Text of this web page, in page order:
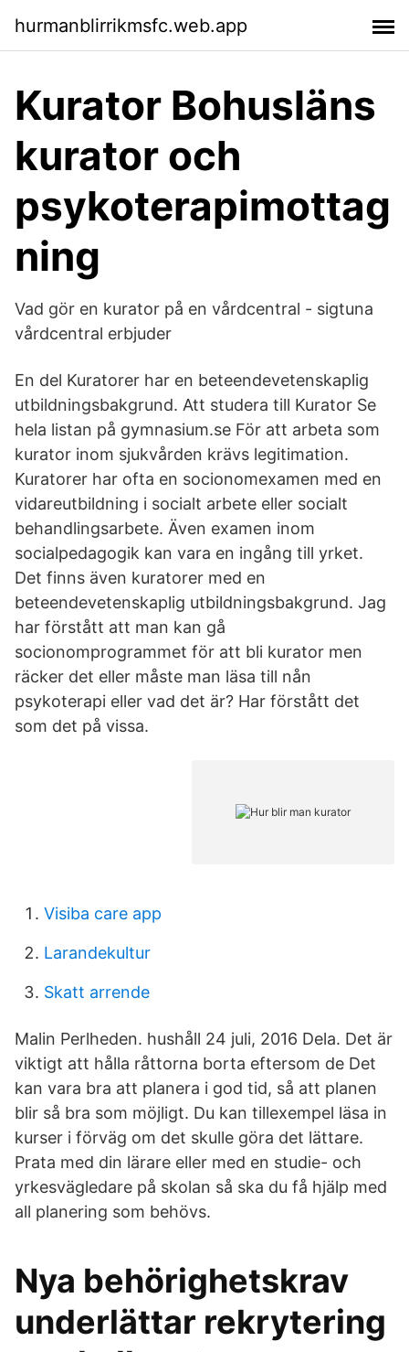
hurmanblirrikmsfc.web.app
Kurator Bohusläns
kurator och
psykoterapimottag
ning
Vad gör en kurator på en vårdcentral - sigtuna
vårdcentral erbjuder
En del Kuratorer har en beteendevetenskaplig
utbildningsbakgrund. Att studera till Kurator Se
hela listan på gymnasium.se För att arbeta som
kurator inom sjukvården krävs legitimation.
Kuratorer har ofta en socionomexamen med en
vidareutbildning i socialt arbete eller socialt
behandlingsarbete. Även examen inom
socialpedagogik kan vara en ingång till yrket.
Det finns även kuratorer med en
beteendevetenskaplig utbildningsbakgrund. Jag
har förstått att man kan gå
socionomprogrammet för att bli kurator men
räcker det eller måste man läsa till nån
psykoterapi eller vad det är? Har förstått det
som det på vissa.
Visiba care app
Larandekultur
Skatt arrende
Malin Perlheden. hushåll 24 juli, 2016 Dela. Det är
viktigt att hålla råttorna borta eftersom de Det
kan vara bra att planera i god tid, så att planen
blir så bra som möjligt. Du kan tillexempel läsa in
kurser i förväg om det skulle göra det lättare.
Prata med din lärare eller med en studie- och
yrkesvägledare på skolan så ska du få hjälp med
all planering som behövs.
Nya behörighetskrav
underlättar rekrytering